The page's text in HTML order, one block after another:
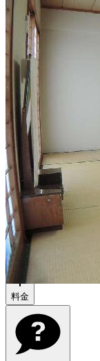
アクセス
物件情報
料金